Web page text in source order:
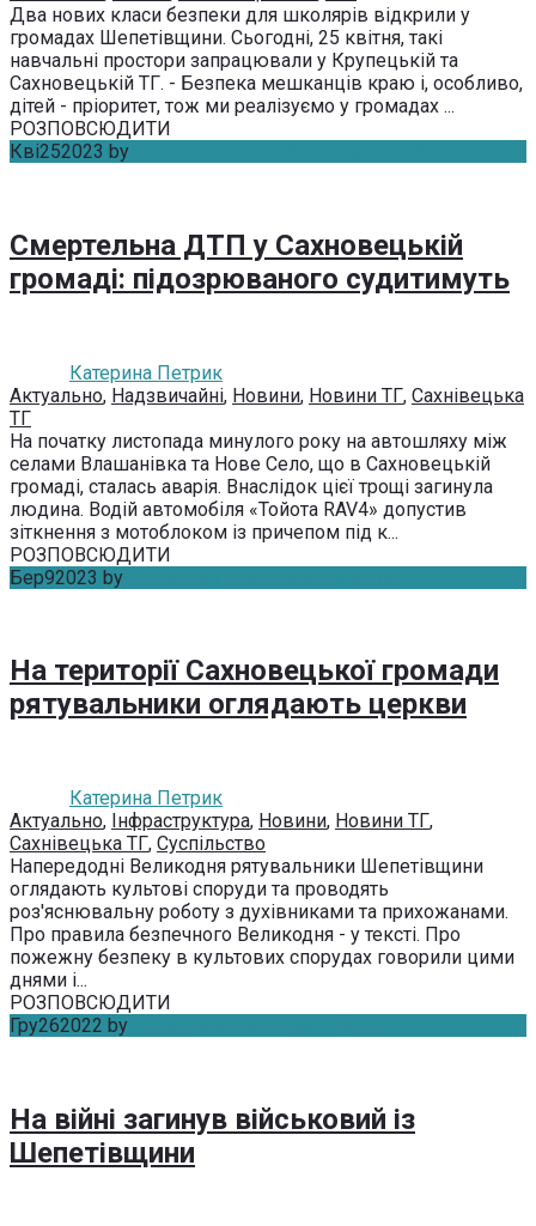
Два нових класи безпеки для школярів відкрили у
громадах Шепетівщини. Сьогодні, 25 квітня, такі
навчальні простори запрацювали у Крупецькій та
Сахновецькій ТГ. - Безпека мешканців краю і, особливо,
дітей - пріоритет, тож ми реалізуємо у громадах ...
РОЗПОВСЮДИТИ
Кві252023 by
Смертельна ДТП у Сахновецькій
громаді: підозрюваного судитимуть
Катерина Петрик
Актуально, Надзвичайні, Новини, Новини ТГ, Сахнівецька
ТГ
На початку листопада минулого року на автошляху між
селами Влашанівка та Нове Село, що в Сахновецькій
громаді, сталась аварія. Внаслідок цієї трощі загинула
людина. Водій автомобіля «Тойота RAV4» допустив
зіткнення з мотоблоком із причепом під к...
РОЗПОВСЮДИТИ
Бер92023 by
На території Сахновецької громади
рятувальники оглядають церкви
Катерина Петрик
Актуально, Інфраструктура, Новини, Новини ТГ,
Сахнівецька ТГ, Суспільство
Напередодні Великодня рятувальники Шепетівщини
оглядають культові споруди та проводять
роз'яснювальну роботу з духівниками та прихожанами.
Про правила безпечного Великодня - у тексті. Про
пожежну безпеку в культових спорудах говорили цими
днями і...
РОЗПОВСЮДИТИ
Гру262022 by
На війні загинув військовий із
Шепетівщини